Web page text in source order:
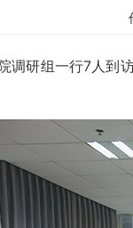
调研组一行7人到